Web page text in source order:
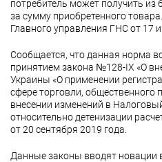
потребитель может получить
за сумму приобретенного
Главного управления ГНС от 17
Сообщается, что данная норма
принятием закона №128-IX «О
Украины «О применении
сфере торговли, общественного
внесении изменений в
относительно детенизации
от 20 сентября 2019 года.
Данные законы вводят новации